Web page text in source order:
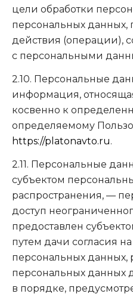
цели обработки
персональных данных,
действия (операции),
с персональными
2.10. Персональные
информация,
косвенно к
определяемому
https://platonavto.ru.
2.11. Персональные
субъектом
распространения, —
доступ
предоставлен
путем дачи согласия
персональных данных,
персональных данных
в порядке,